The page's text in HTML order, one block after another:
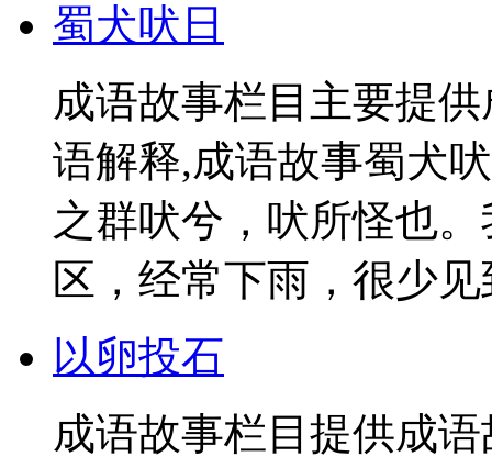
蜀犬吠日
成语故事栏目主要提
语解释,成语故事蜀犬
之群吠兮，吠所怪也
区，经常下雨，很少
以卵投石
成语故事栏目提供成